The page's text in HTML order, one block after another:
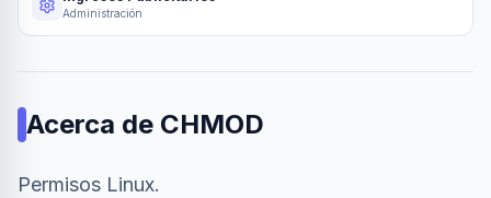
Administración
Acerca de CHMOD
Permisos Linux.